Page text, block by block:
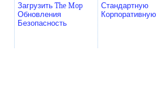
Загрузить The Mop
Обновления
Безопасность
Стандартную
Корпоративную